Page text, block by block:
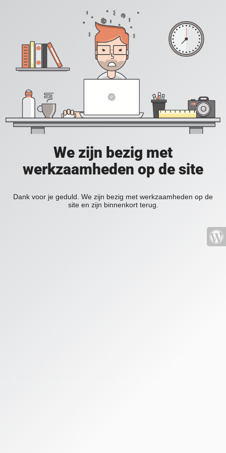
We zijn bezig met
werkzaamheden op de site
Dank voor je geduld. We zijn bezig met werkzaamheden op de
site en zijn binnenkort terug.